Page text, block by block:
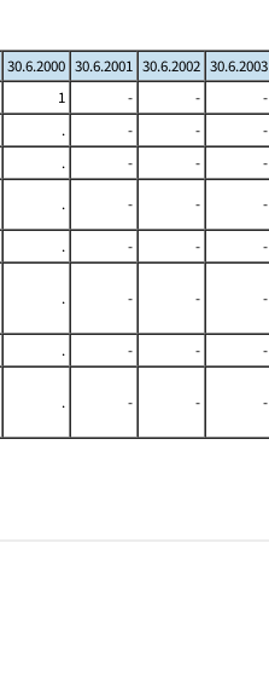
30.6.2000 30.6.2001 30.6.2002 30.6.2003
1 - - -
. - - -
. - - -
. - - -
. - - -
. - - -
. - - -
. - - -